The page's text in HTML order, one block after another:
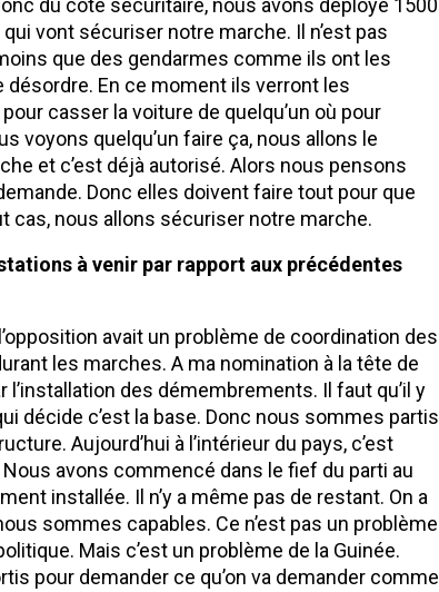
du côté sécuritaire, nous avons déployé 1500
vont sécuriser notre marche. Il n’est pas
que des gendarmes comme ils ont les
désordre. En ce moment ils verront les
casser la voiture de quelqu’un où pour
voyons quelqu’un faire ça, nous allons le
et c’est déjà autorisé. Alors nous pensons
Donc elles doivent faire tout pour que
cas, nous allons sécuriser notre marche.
à venir par rapport aux précédentes
avait un problème de coordination des
les marches. A ma nomination à la tête de
l’installation des démembrements. Il faut qu’il y
décide c’est la base. Donc nous sommes partis
Aujourd’hui à l’intérieur du pays, c’est
avons commencé dans le fief du parti au
installée. Il n’y a même pas de restant. On a
sommes capables. Ce n’est pas un problème
Mais c’est un problème de la Guinée.
pour demander ce qu’on va demander comme